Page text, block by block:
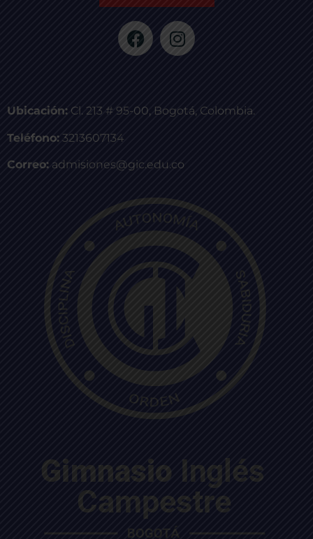
Ubicación: Cl. 213 # 95-00, Bogotá, Colombia.
Teléfono: 3213607134
Correo: admisiones@gic.edu.co